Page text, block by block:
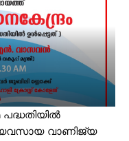
വാണിജ്യ